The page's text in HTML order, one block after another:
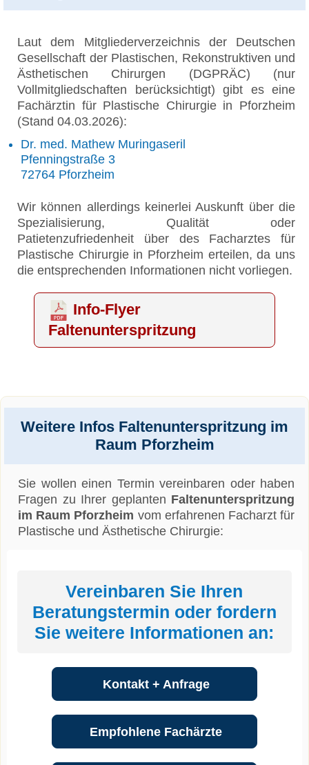
Laut dem Mitgliederverzeichnis der Deutschen
Gesellschaft der Plastischen, Rekonstruktiven und
Ästhetischen Chirurgen (DGPRÄC) (nur
Vollmitgliedschaften berücksichtigt) gibt es eine
Fachärztin für Plastische Chirurgie in Pforzheim
(Stand 04.03.2026):
Dr. med. Mathew Muringaseril
Pfenningstraße 3
72764 Pforzheim
Wir können allerdings keinerlei Auskunft über die
Spezialisierung, Qualität oder
Patietenzufriedenheit über des Facharztes für
Plastische Chirurgie in Pforzheim erteilen, da uns
die entsprechenden Informationen nicht vorliegen.
Info-Flyer
Faltenunterspritzung
Weitere Infos Faltenunterspritzung im
Raum Pforzheim
Sie wollen einen Termin vereinbaren oder haben
Fragen zu Ihrer geplanten Faltenunterspritzung
im Raum Pforzheim vom erfahrenen Facharzt für
Plastische und Ästhetische Chirurgie:
Vereinbaren Sie Ihren
Beratungstermin oder fordern
Sie weitere Informationen an:
Kontakt + Anfrage
Empfohlene Fachärzte